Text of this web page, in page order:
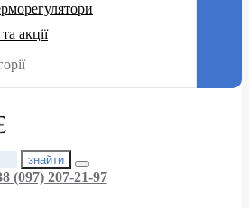
акції
знайти
(097) 207-21-97